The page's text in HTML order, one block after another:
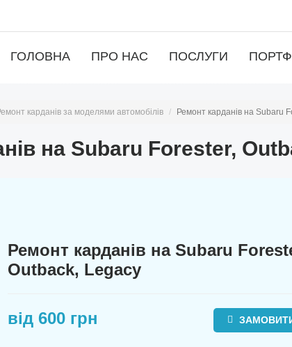
ГОЛОВНА ПРО НАС ПОСЛУГИ
карданів за моделями автомобілів Ремонт карданів на Subaru
на Subaru Forester,
Ремонт карданів на Subaru
Outback, Legacy
від 600 грн